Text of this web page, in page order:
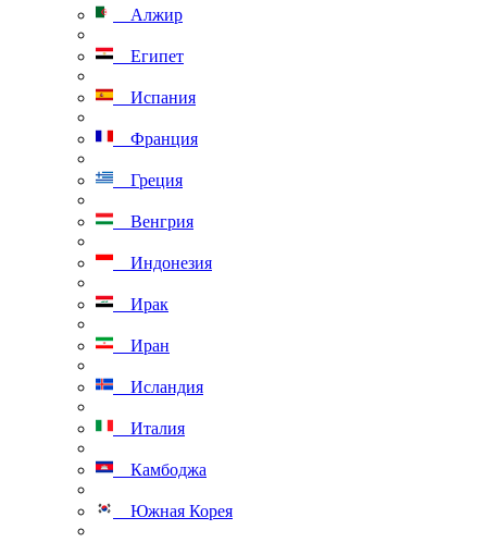
Алжир
Египет
Испания
Франция
Греция
Венгрия
Индонезия
Ирак
Иран
Исландия
Италия
Камбоджа
Южная Корея